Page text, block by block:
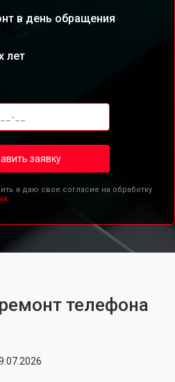
в день обращения
лет
заявку
я даю свое согласие на обработку
телефона